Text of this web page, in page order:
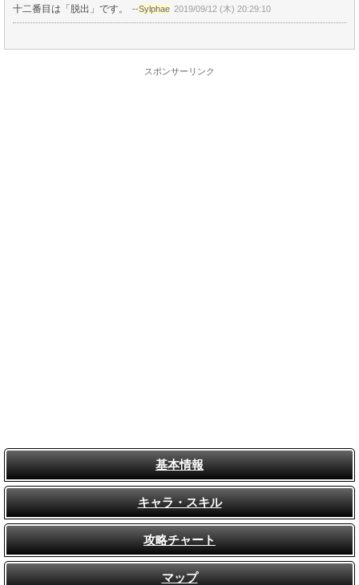
十二番目は「脱出」です。 --Sylphae 2019/09/12 (木) 20:29:10
スポンサーリンク
基本情報
キャラ・スキル
攻略チャート
マップ